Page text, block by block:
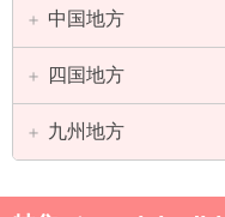
群馬県
長野県
静岡県
大阪府
京都府
奈良県
中国地方
鳥取県
岡山県
四国地方
徳島県九州地方